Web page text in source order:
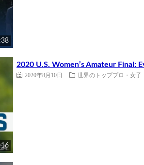
2020 U.S. Women’s Amateur Final:
2020年8月10日 世界のトッププロ・女子